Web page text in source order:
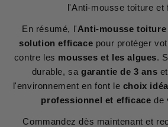
l'Anti-mousse toiture et
En résumé, l'Anti-mousse toiture
solution efficace pour protéger
contre les mousses et les algues.
durable, sagarantie de 3 ans
l'environnement en font le choix
professionnel et efficace de
Commandez dès maintenant et